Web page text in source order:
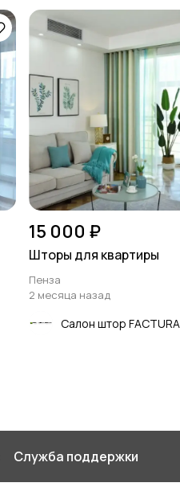
15 000 ₽
Шторы для квартиры
Пенза
2 месяца назад
Салон штор FACTURA
Служба поддержки